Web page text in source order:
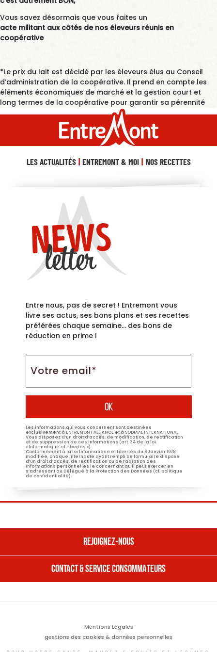
Vous savez désormais que vous faites un
acte militant aux côtés de nos éleveurs réunis en
coopérative
*Le prix du lait est décidé par les éleveurs élus au Conseil
d’administration de la coopérative. Il prend en compte les
éléments économiques de marché et la gestion court et
long termes de la coopérative pour garantir sa pérennité
LES ACTUALITÉS ENTREMONT & MOI NOS RECETTES
Entre nous, pas de secret ! Entremont vous
livre ses actus, ses bons plans et ses recettes
préférées chaque semaine… des bons de
réduction en prime !
email*
Les informations qui vous concernent sont destinées
exclusivement à ENTREMONT ALLIANCE et à SODIAAL INTERNATIONAL.
Vous disposez d’un droit d’accès, de modification, de rectification
et de suppression de ces informations (art. 34 de la loi
« Informatique et Libertés »).
Conformément à la loi Informatique et Libertés du 6 Janvier 1978
modifiée, chaque internaute ayant rempli ce formulaire dispose
d’un droit d’accès, de rectification ou de radiation des
informations personnelles le concernant qu’il peut exercer en
s’adressant au Délégué à la Protection des Données (cf. politique
de confidentialité).
REJOIGNEZ-NOUS
REJOIGNEZ NOUS
Ressources Humaines,
Une entreprise fière de ses valeurs
Découvrir
CONTACT & SERVICE CONSOMMATEURS
CONTACT & SERVICE CONSOMMATEURS
Une question, une suggestion, une
remarque sur nos produits ? Nous
Mentions Légales
gestions des cookies & données personnelles